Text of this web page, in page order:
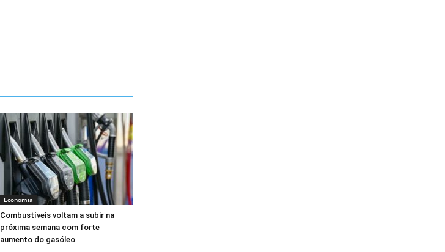
Economia
Combustíveis voltam a subir na
próxima semana com forte
aumento do gasóleo